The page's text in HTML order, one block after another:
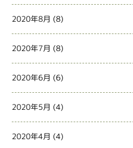
2020年8月 (8)
2020年7月 (8)
2020年6月 (6)
2020年5月 (4)
2020年4月 (4)